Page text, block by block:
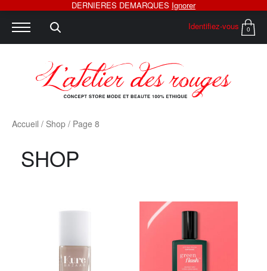
Identifiez-vous 0
Accueil / Shop / Page 8
SHOP
DERNIERES DEMARQUES Ignorer